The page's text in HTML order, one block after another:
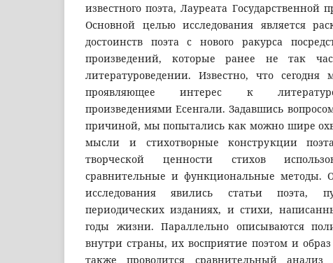
известного поэта, Лауреата Государственной
Основной целью исследования является
достоинств поэта с нового ракурса
произведений, которые ранее не так
литературоведении. Известно, что сегодня
проявляющее интерес к
произведениями Есенгали. Задавшись
причиной, мы попытались как можно шире
мысли и стихотворные конструкции
творческой ценности стихов
сравнительные и функциональные методы.
исследования явились статьи поэта,
периодических изданиях, и стихи,
годы жизни. Параллельно описываются
внутри страны, их восприятие поэтом и
также проводится сравнительный анализ